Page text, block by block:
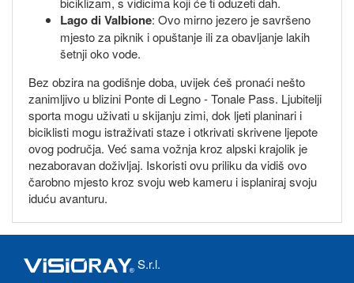
Lago di Valbione: Ovo mirno jezero je savršeno
mjesto za piknik i opuštanje ili za obavljanje lakih
šetnji oko vode.
Bez obzira na godišnje doba, uvijek ćeš pronaći nešto
zanimljivo u blizini Ponte di Legno - Tonale Pass. Ljubitelji
sporta mogu uživati u skijanju zimi, dok ljeti planinari i
biciklisti mogu istraživati staze i otkrivati skrivene ljepote
ovog područja. Već sama vožnja kroz alpski krajolik je
nezaboravan doživljaj. Iskoristi ovu priliku da vidiš ovo
čarobno mjesto kroz svoju web kameru i isplaniraj svoju
iduću avanturu.
S.r.l.